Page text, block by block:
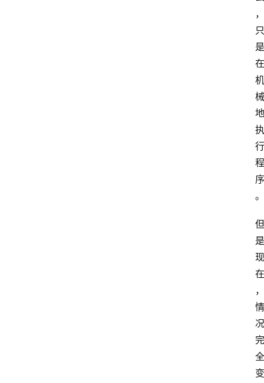
，
只
是
在
机
械
地
执
行
程
序
。
但
是
现
在
，
情
况
完
全
变